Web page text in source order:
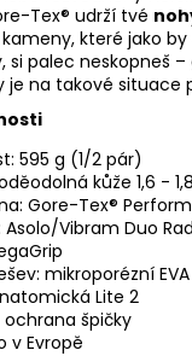
Tex® udrží tvé
které jako
si palec neskopneš
je na takové situace
595 g (1/2 pár)
kůže 1,6 -
Gore-Tex®
Asolo/Vibram Duo
mikroporézní
Lite 2
špičky
v Evropě